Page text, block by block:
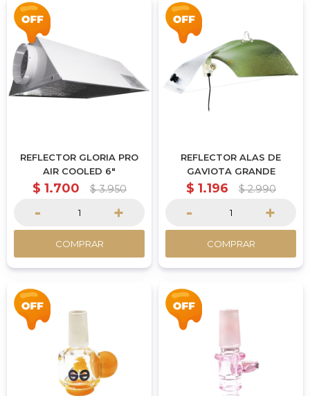
REFLECTOR GLORIA PRO
AIR COOLED 6"
$ 1.700 $ 3.950
- +
COMPRAR
REFLECTOR ALAS DE
GAVIOTA GRANDE
$ 1.196 $ 2.990
- +
COMPRAR